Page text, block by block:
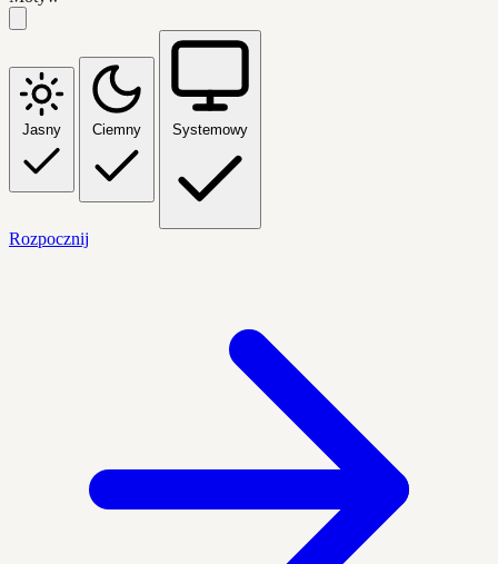
Jasny Ciemny Systemowy
Rozpocznij